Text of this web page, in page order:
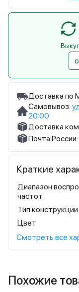
Доставка по
Самовывоз:
20:00
Доставка
Почта России:
Краткие
Диапазон
частот
Тип конструкции
Цвет
Смотреть все
Похожие